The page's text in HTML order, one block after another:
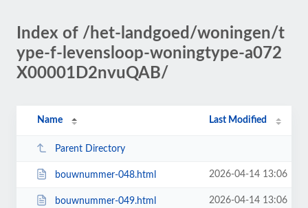
Index of /het-landgoed/woningen/t
ype-f-levensloop-woningtype-a072
X00001D2nvuQAB/
Name Last Modified
Parent Directory
bouwnummer-048.html 2026-04-14 13:06
bouwnummer-049.html 2026-04-14 13:06